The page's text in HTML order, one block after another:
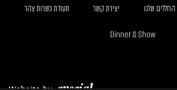
החללים שלנו יצירת קשר תעודת כשרות צהר
Dinner & Show